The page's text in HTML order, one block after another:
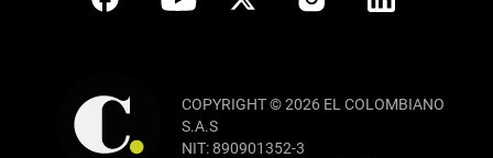
COPYRIGHT © 2026 EL COLOMBIANO
S.A.S
NIT: 890901352-3